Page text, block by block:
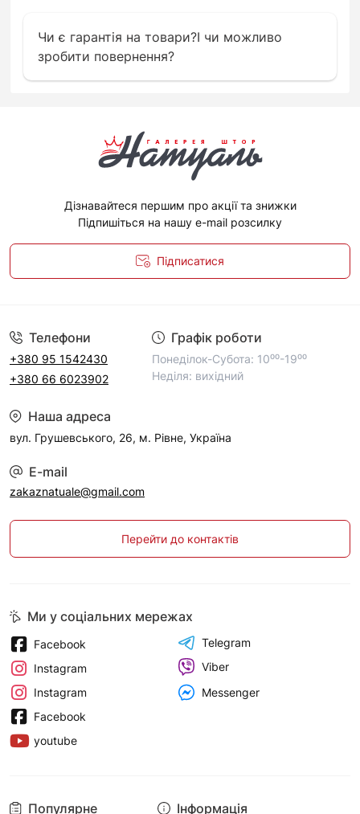
годин, зроблені з соєвого воску і мають
спеціальний гніт, який при горінні видає легке
потріскування - ніби десь горить багаття... Дуже
Чи є гарантія на товари?І чи можливо
зробити повернення?
Дізнавайтеся першим про акції та знижки
Підпишіться на нашу e-mail розсилку
Підписатися
Телефони
+380 95 1542430
+380 66 6023902
Графік роботи
Понеділок-Субота: 10⁰⁰-19⁰⁰
Неділя: вихідний
Наша адреса
вул. Грушевського, 26, м. Рівне, Україна
E-mail
zakaznatuale@gmail.com
Перейти до контактів
Популярне Інформація
Ми у соціальних мережах
Facebook
Instagram
Instagram
Facebook
youtube
Telegram
Viber
Messenger